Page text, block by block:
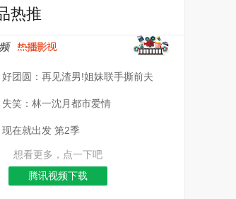
热推
好团圆：再见渣男!姐妹联手撕前夫
失笑：林一沈月都市爱情
现在就出发 第2季
想看更多，点一下吧
腾讯视频下载